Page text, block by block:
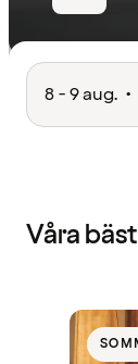
8 - 9 aug. •
Våra